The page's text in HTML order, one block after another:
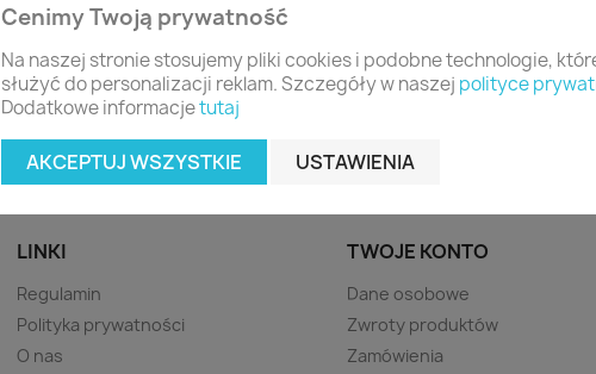
LINKI
Regulamin
Polityka prywatności
O nas
TWOJE KONTO
Dane osobowe
Zwroty produktów
Zamówienia
Cenimy Twoją prywatność
Na naszej stronie stosujemy pliki cookies i podobne technologie,
służyć do personalizacji reklam. Szczegóły w naszej polityce
Dodatkowe informacjetutaj
AKCEPTUJ WSZYSTKIE USTAWIENIA